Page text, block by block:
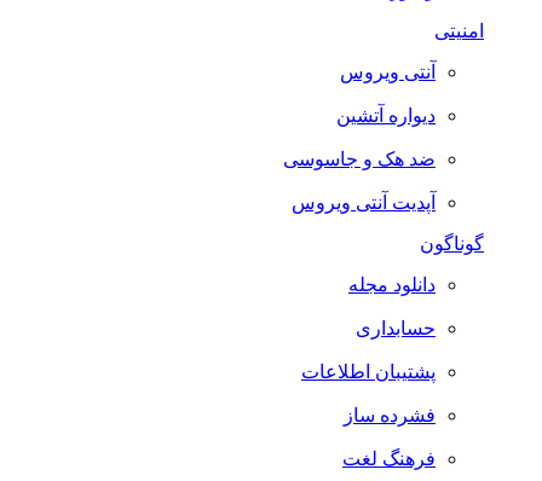
امنیتی
آنتی ویروس
دیواره آتشین
ضد هک و جاسوسی
آپدیت آنتی ویروس
گوناگون
دانلود مجله
حسابداری
پشتیبان اطلاعات
فشرده ساز
فرهنگ لغت